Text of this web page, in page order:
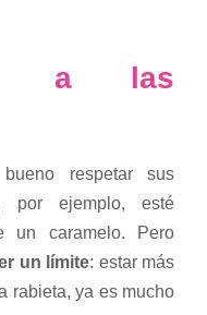
a las
respetar sus
por ejemplo, esté
un caramelo. Pero
un límite: estar más
rabieta, ya es mucho